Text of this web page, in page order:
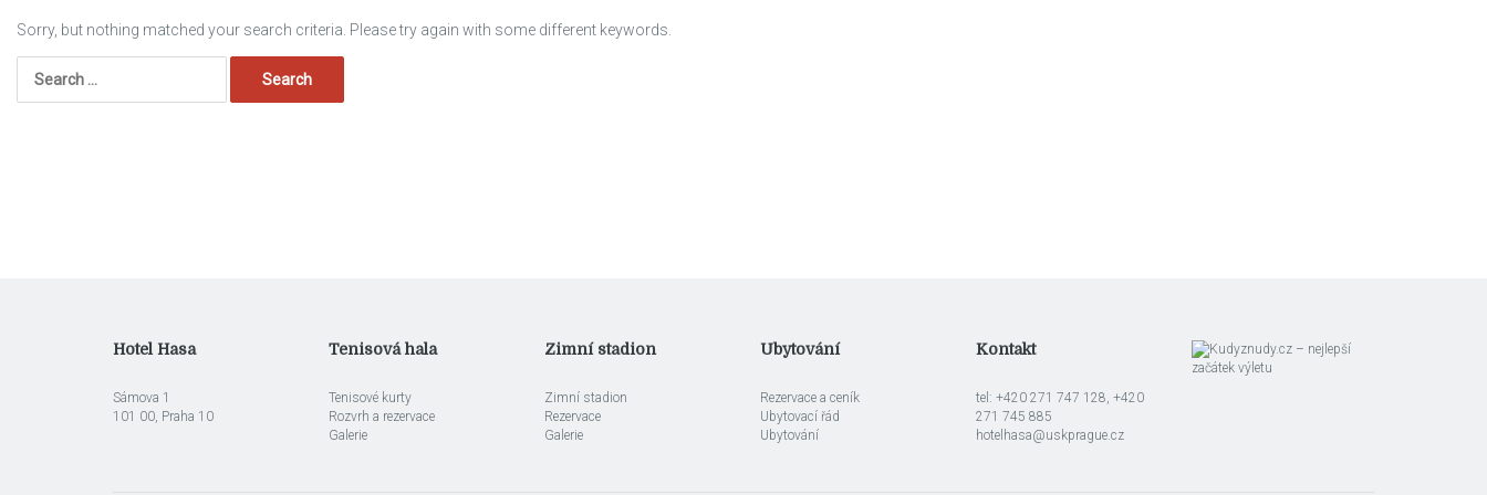
Sorry, but nothing matched your search criteria. Please try again with some different keywords.
for:
Hotel Hasa
Sámova 1
101 00, Praha 10
Tenisová hala
Tenisové kurty
Rozvrh a rezervace
Galerie
Zimní stadion
Zimní stadion
Rezervace
Galerie
Ubytování
Rezervace a ceník
Ubytovací řád
Ubytování
Kontakt
tel: +420 271 747 128, +420
271 745 885
hotelhasa@uskprague.cz